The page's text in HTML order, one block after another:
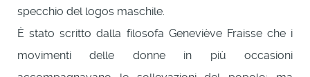
specchio del logos maschile.
È stato scritto dalla filosofa Geneviève Fraisse che i
movimenti delle donne in più occasioni